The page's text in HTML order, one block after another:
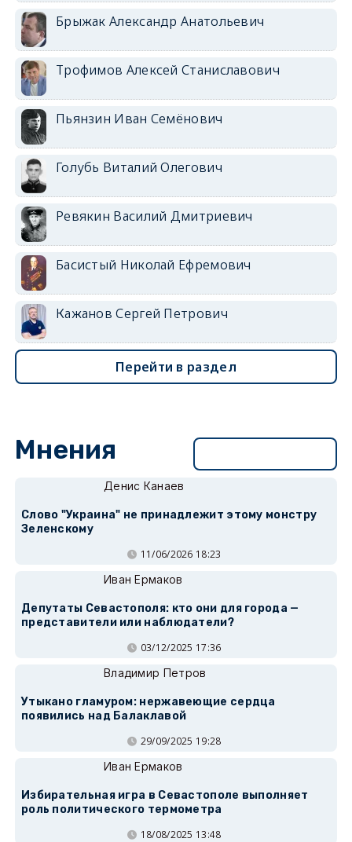
Брыжак Александр Анатольевич
Трофимов Алексей Станиславович
Пьянзин Иван Семёнович
Голубь Виталий Олегович
Ревякин Василий Дмитриевич
Басистый Николай Ефремович
Кажанов Сергей Петрович
Перейти в раздел
Мнения
Денис Канаев
Слово "Украина" не принадлежит этому монстру
Зеленскому
11/06/2026 18:23
Иван Ермаков
Депутаты Севастополя: кто они для города —
представители или наблюдатели?
03/12/2025 17:36
Владимир Петров
Утыкано гламуром: нержавеющие сердца
появились над Балаклавой
29/09/2025 19:28
Иван Ермаков
Избирательная игра в Севастополе выполняет
роль политического термометра
18/08/2025 13:48